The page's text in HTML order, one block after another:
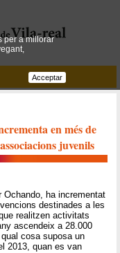
en més de
juvenils
Ochando, ha incrementat
destinades a les
realitzen activitats
ascendeix a 28.000
cosa suposa un
2013, quan es van
per a millorar
Acceptar